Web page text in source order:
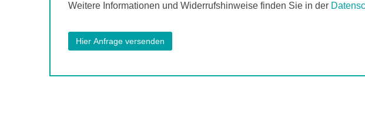
Weitere Informationen und Widerrufshinweise finden Sie in der